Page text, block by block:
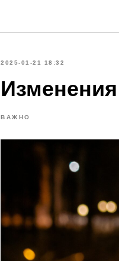
2025-01-21 18:32
ВАЖНО